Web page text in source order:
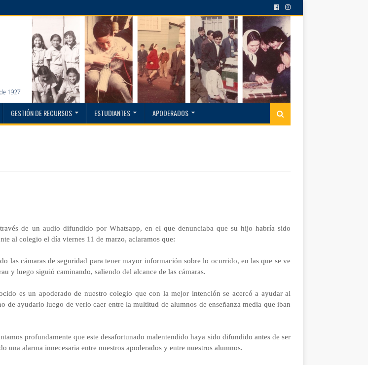
GESTIÓN DE RECURSOS ESTUDIANTES APODERADOS
de un audio difundido por Whatsapp, en el que denunciaba que su hijo habría sido
al colegio el día viernes 11 de marzo, aclaramos que:
las cámaras de seguridad para tener mayor información sobre lo ocurrido, en las que se ve
y luego siguió caminando, saliendo del alcance de las cámaras.
es un apoderado de nuestro colegio que con la mejor intención se acercó a ayudar al
de ayudarlo luego de verlo caer entre la multitud de alumnos de enseñanza media que iban
profundamente que este desafortunado malentendido haya sido difundido antes de ser
alarma innecesaria entre nuestros apoderados y entre nuestros alumnos.